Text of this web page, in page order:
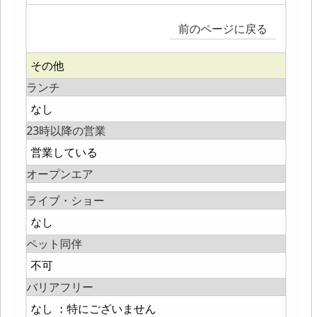
前のページに戻る
その他
ランチ
なし
23時以降の営業
営業している
オープンエア
ライブ・ショー
なし
ペット同伴
不可
バリアフリー
なし ：特にございません